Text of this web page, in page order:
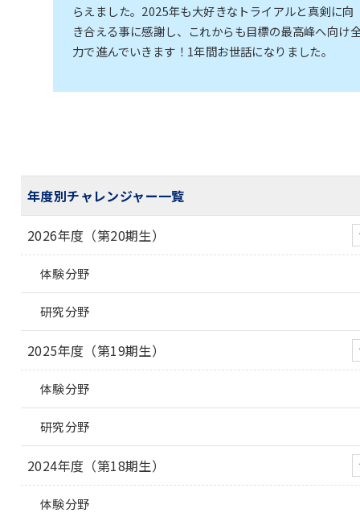
らえました。2025年も大好きなトライアルと真剣に向
き合える事に感謝し、これからも目標の最高峰へ向け
力で進んでいきます！1年間お世話になりました。
年度別チャレンジャー一覧
2026年度（第20期生）
体験分野
研究分野
2025年度（第19期生）
体験分野
研究分野
2024年度（第18期生）
体験分野